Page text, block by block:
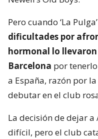
Pero cuando ‘La
dificultades por
hormonal lo
Barcelona por
a España, razón por
debutar en el club
La decisión de dejar
difícil, pero el club